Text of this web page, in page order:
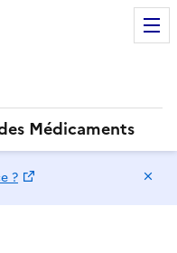
Médicaments
?